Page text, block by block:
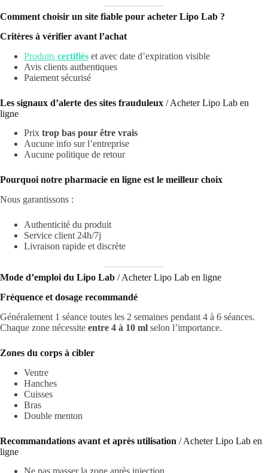
Comment choisir un site fiable pour acheter Lipo Lab ?
Critères à vérifier avant l’achat
Produits certifiés et avec date d’expiration visible
Avis clients authentiques
Paiement sécurisé
Les signaux d’alerte des sites frauduleux / Acheter Lipo Lab en
ligne
Prix trop bas pour être vrais
Aucune info sur l’entreprise
Aucune politique de retour
Pourquoi notre pharmacie en ligne est le meilleur choix
Nous garantissons :
Authenticité du produit
Service client 24h/7j
Livraison rapide et discrète
Mode d’emploi du Lipo Lab / Acheter Lipo Lab en ligne
Fréquence et dosage recommandé
Généralement 1 séance toutes les 2 semaines pendant 4 à 6 séances.
Chaque zone nécessite entre 4 à 10 ml selon l’importance.
Zones du corps à cibler
Ventre
Hanches
Cuisses
Bras
Double menton
Recommandations avant et après utilisation / Acheter Lipo Lab en
ligne